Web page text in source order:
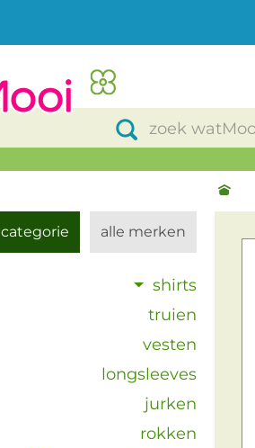
categorie
shirts
truien
vesten
longsleeves
jurken
rokken
alle merken